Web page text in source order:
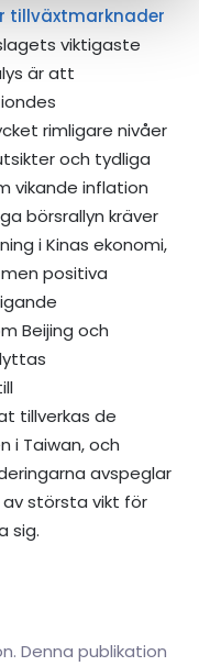
tillväxtmarknader
viktigaste
är att
rimligare nivåer
och tydliga
vikande inflation
börsrallyn kräver
i Kinas ekonomi,
positiva
Beijing och
tillverkas de
i Taiwan, och
avspeglar
största vikt för
sig.
Denna publikation